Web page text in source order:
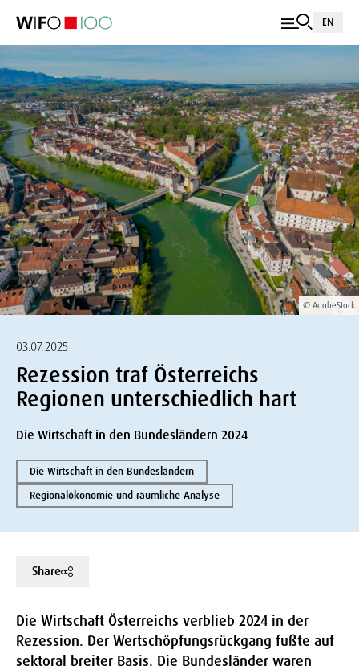
EN
© AdobeStock
03.07.2025
Rezession traf Österreichs
Regionen unterschiedlich hart
Die Wirtschaft in den Bundesländern 2024
Die Wirtschaft in den Bundesländern
Regionalökonomie und räumliche Analyse
Share
Die Wirtschaft Österreichs verblieb 2024 in der
Rezession. Der Wertschöpfungsrückgang fußte auf
sektoral breiter Basis. Die Bundesländer waren